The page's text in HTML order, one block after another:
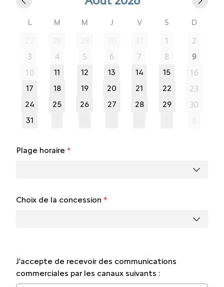
L M M J V S D
1
2
3
4 5 6 7 8
9
10
11 12 13 14 15 16
17 18 19 20 21 22 23
24 25 26 27 28 29 30
31
Plage horaire *
Choix de la concession *
J'accepte de recevoir des communications
commerciales par les canaux suivants :